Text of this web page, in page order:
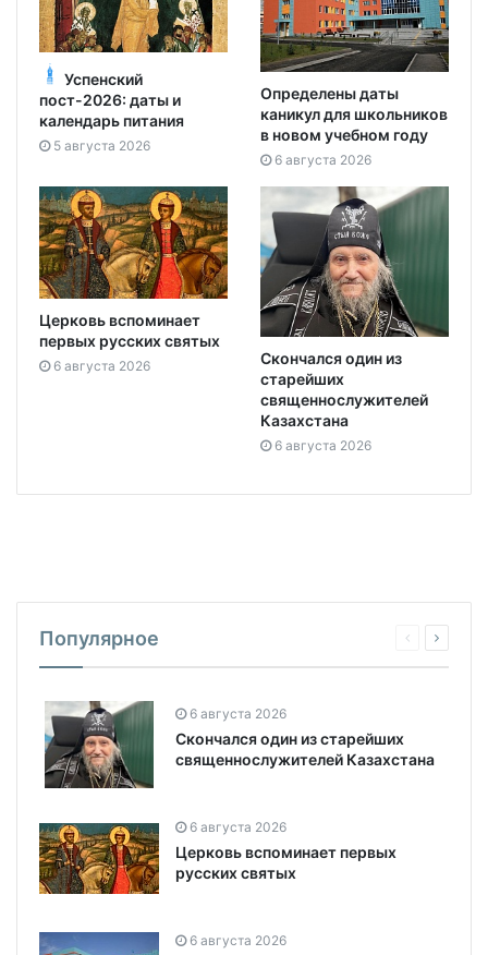
Успенский
пост-2026: даты и
календарь питания
5 августа 2026
Определены даты
каникул для школьников
в новом учебном году
6 августа 2026
Церковь вспоминает
первых русских святых
6 августа 2026
Скончался один из
старейших
священнослужителей
Казахстана
6 августа 2026
Популярное
6 августа 2026
Скончался один из старейших
священнослужителей Казахстана
6 августа 2026
Церковь вспоминает первых
русских святых
6 августа 2026